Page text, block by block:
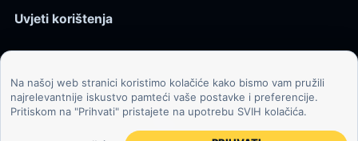
Uvjeti korištenja
© 2026 Kozmos.hr. Sva prava pridržana.
Svemir, znanost, tehnologija i velike ideje za znatiželjne
čitatelje.
Na našoj web stranici koristimo kolačiće kako bismo vam pružili
najrelevantnije iskustvo pamteći vaše postavke i preferencije.
Pritiskom na "Prihvati" pristajete na upotrebu SVIH kolačića.